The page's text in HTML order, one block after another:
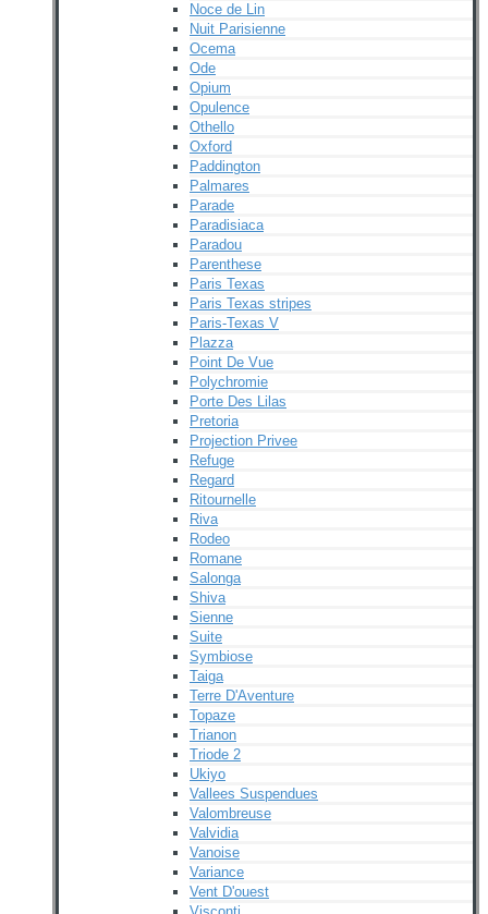
Noce de Lin
Nuit Parisienne
Ocema
Ode
Opium
Opulence
Othello
Oxford
Paddington
Palmares
Parade
Paradisiaca
Paradou
Parenthese
Paris Texas
Paris Texas stripes
Paris-Texas V
Plazza
Point De Vue
Polychromie
Porte Des Lilas
Pretoria
Projection Privee
Refuge
Regard
Ritournelle
Riva
Rodeo
Romane
Salonga
Shiva
Sienne
Suite
Symbiose
Taiga
Terre D'Aventure
Topaze
Trianon
Triode 2
Ukiyo
Vallees Suspendues
Valombreuse
Valvidia
Vanoise
Variance
Vent D'ouest